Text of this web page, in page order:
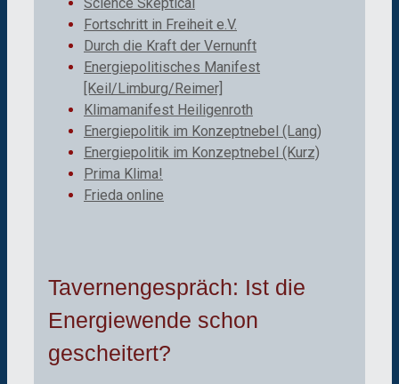
Fortschritt in Freiheit e.V.
Durch die Kraft der Vernunft
Energiepolitisches Manifest
[Keil/Limburg/Reimer]
Klimamanifest Heiligenroth
Energiepolitik im Konzeptnebel (Lang)
Energiepolitik im Konzeptnebel (Kurz)
Prima Klima!
Frieda online
Tavernengespräch: Ist die
Energiewende schon
gescheitert?